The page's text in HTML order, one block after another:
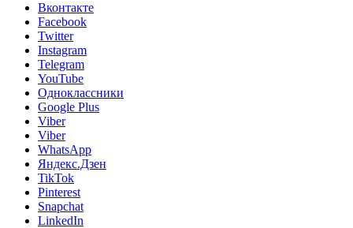
Вконтакте
Facebook
Twitter
Instagram
Telegram
YouTube
Одноклассники
Google Plus
Viber
Viber
WhatsApp
Яндекс.Дзен
TikTok
Pinterest
Snapchat
LinkedIn